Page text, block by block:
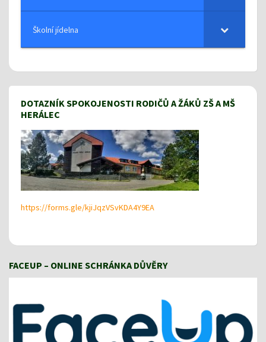
Školní jídelna
DOTAZNÍK SPOKOJENOSTI RODIČŮ A ŽÁKŮ ZŠ A MŠ
HERÁLEC
https://forms.gle/kjiJqzVSvKDA4Y9EA
FACEUP – ONLINE SCHRÁNKA DŮVĚRY